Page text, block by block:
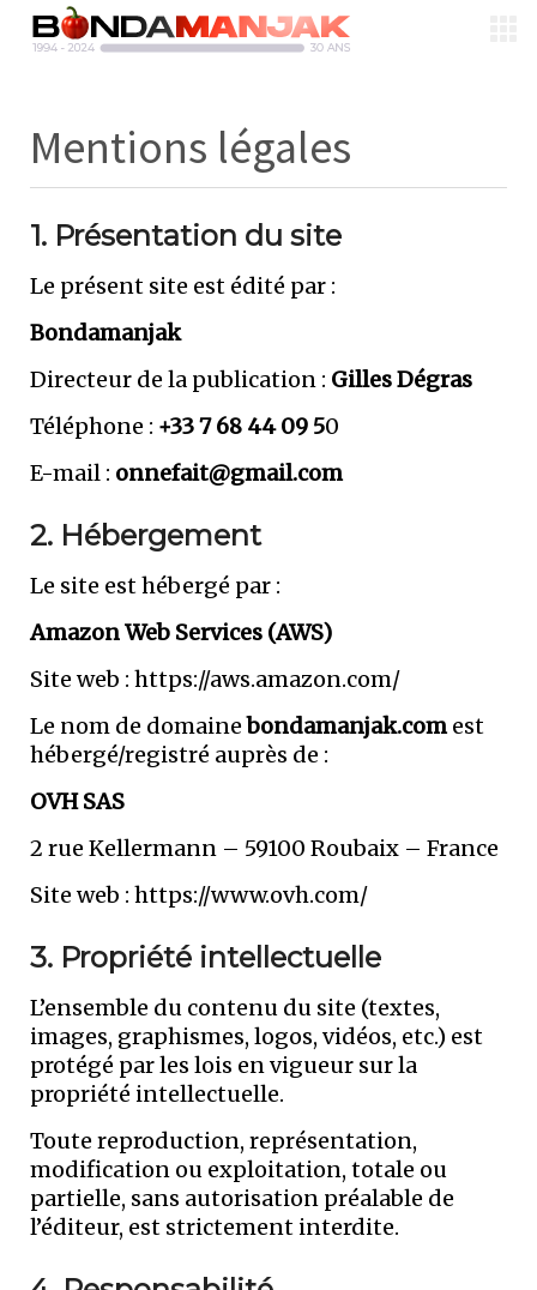
Mentions légales
1. Présentation du site
Le présent site est édité par :
Bondamanjak
Directeur de la publication : Gilles Dégras
Téléphone : +33 7 68 44 09 50
E-mail : onnefait@gmail.com
2. Hébergement
Le site est hébergé par :
Amazon Web Services (AWS)
Site web : https://aws.amazon.com/
Le nom de domainebondamanjak.comest
hébergé/registré auprès de :
OVH SAS
2 rue Kellermann – 59100 Roubaix – France
Site web : https://www.ovh.com/
3. Propriété intellectuelle
L’ensemble du contenu du site (textes,
images, graphismes, logos, vidéos, etc.) est
protégé par les lois en vigueur sur la
propriété intellectuelle.
Toute reproduction, représentation,
modification ou exploitation, totale ou
partielle, sans autorisation préalable de
l’éditeur, est strictement interdite.